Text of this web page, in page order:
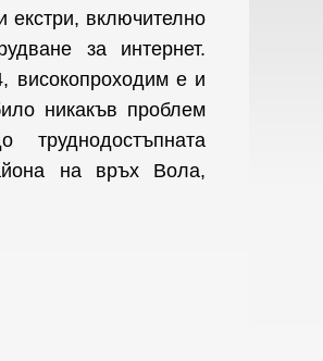
екстри, включително
за интернет.
високопроходим е и
никакъв проблем
на връх Вола,